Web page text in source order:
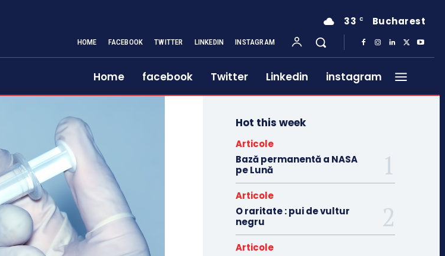
33 C Bucharest
HOME FACEBOOK TWITTER LINKEDIN INSTAGRAM
Home facebook Twitter Linkedin instagram
Hot this week
Articole
Bază permanentă a NASA
pe Lună
Articole
O raritate : pui de vultur
negru
Articole